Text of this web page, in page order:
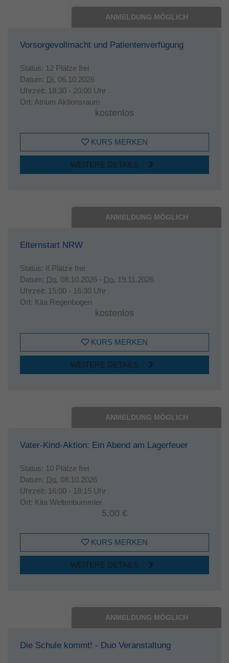
ANMELDUNG MÖGLICH
Vorsorgevollmacht und Patientenverfügung
Status: 12 Plätze frei
Datum: Di. 06.10.2026
Uhrzeit: 18:30 - 20:00 Uhr
Ort: Atrium Aktionsraum
kostenlos
KURS MERKEN
WEITERE DETAILS
ANMELDUNG MÖGLICH
Elternstart NRW
Status: 8 Plätze frei
Datum: Do. 08.10.2026 - Do. 19.11.2026
Uhrzeit: 15:00 - 16:30 Uhr
Ort: Kita Regenbogen
kostenlos
KURS MERKEN
WEITERE DETAILS
ANMELDUNG MÖGLICH
Vater-Kind-Aktion: Ein Abend am Lagerfeuer
Status: 10 Plätze frei
Datum: Do. 08.10.2026
Uhrzeit: 16:00 - 18:15 Uhr
Ort: Kita Weltenbummler
5,00 €
KURS MERKEN
WEITERE DETAILS
ANMELDUNG MÖGLICH
Die Schule kommt! - Duo Veranstaltung